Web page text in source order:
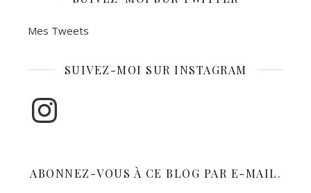
Mes Tweets
SUIVEZ-MOI SUR INSTAGRAM
Instagram
ABONNEZ-VOUS À CE BLOG PAR E-MAIL.